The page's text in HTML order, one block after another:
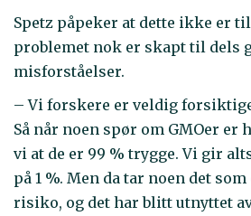
Spetz påpeker at dette ikke er
problemet nok er skapt til dels
misforståelser.
– Vi forskere er veldig
Så når noen spør om GMOer er
vi at de er 99 % trygge. Vi gir
på 1 %. Men da tar noen det
risiko, og det har blitt utnyttet